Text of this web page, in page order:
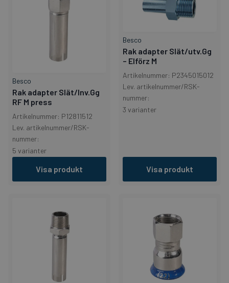
Besco
Rak adapter Slät/Inv.Gg
RF M press
Artikelnummer: P12811512
Lev. artikelnummer/RSK-
nummer:
5 varianter
Visa produkt
Besco
Rak adapter Slät/utv.Gg
– Elförz M
Artikelnummer: P2345015012
Lev. artikelnummer/RSK-
nummer:
3 varianter
Visa produkt